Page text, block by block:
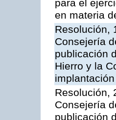
para el
en materia
Resolución,
Consejería
publicación
Hierro y la
Resolución,
Consejería
publicación